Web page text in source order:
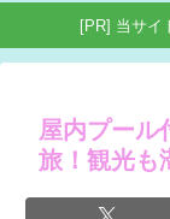
[PR] 当サイ
屋内プール
旅！観光も